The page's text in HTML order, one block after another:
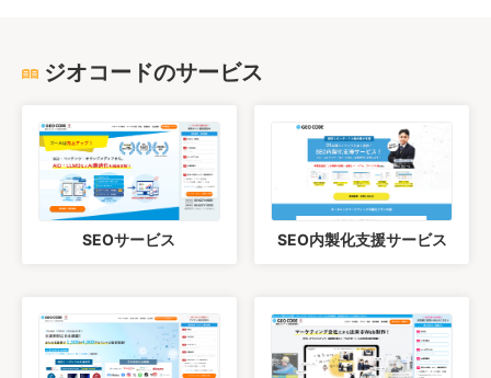
ジオコードのサービス
SEOサービス SEO内製化支援サービス